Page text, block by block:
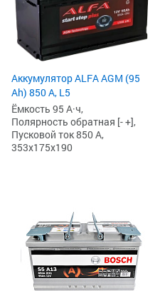
Аккумулятор ALFA AGM (95
Ah) 850 А, L5
Ёмкость 95 А·ч,
Полярность обратная [- +],
Пусковой ток 850 А,
353x175x190